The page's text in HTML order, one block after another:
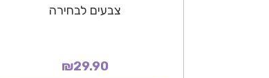
צבעים לבחירה
₪29.90